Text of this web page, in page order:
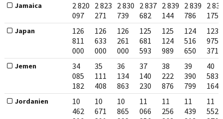
Jamaica
2 820
097
2 823
271
2 830
739
2 837
682
2 839
144
2 839
786
2
175
Japan
126
811
000
126
633
000
126
261
000
125
681
593
125
124
989
124
516
650
123
975
371
Jemen
34
085
182
35
111
408
36
134
863
37
140
230
38
222
876
39
390
799
40
583
164
Jordanien
10
462
10
671
10
865
11
066
11
256
11
439
11
552